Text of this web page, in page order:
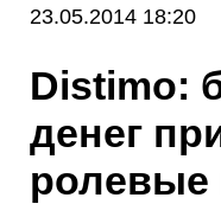
23.05.2014 18:20
Distimo:
денег
ролевые